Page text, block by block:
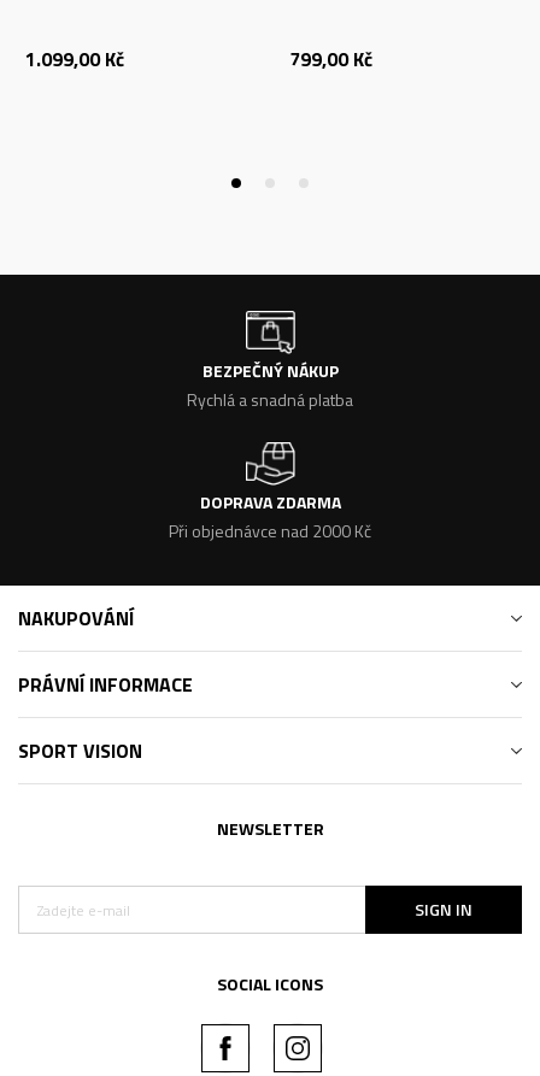
1.099,00 Kč 799,00 Kč
BEZPEČNÝ NÁKUP
Rychlá a snadná platba
DOPRAVA ZDARMA
Při objednávce nad 2000 Kč
NAKUPOVÁNÍ
PRÁVNÍ INFORMACE
SPORT VISION
NEWSLETTER
SIGN IN
SOCIAL ICONS